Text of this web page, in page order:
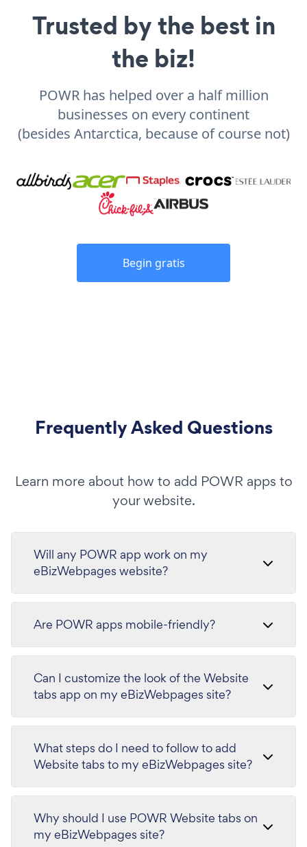
Trusted by the best in
the biz!
POWR has helped over a half million
businesses on every continent
(besides Antarctica, because of course not)
Begin gratis
Frequently Asked Questions
Learn more about how to add POWR apps to
your website.
Will any POWR app work on my
eBizWebpages website?
Are POWR apps mobile-friendly?
Can I customize the look of the Website
tabs app on my eBizWebpages site?
What steps do I need to follow to add
Website tabs to my eBizWebpages site?
Why should I use POWR Website tabs on
my eBizWebpages site?